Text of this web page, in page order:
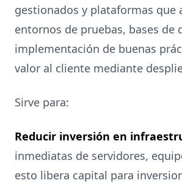
gestionados y plataformas
entornos de pruebas, bases de
implementación de buenas
valor al cliente mediante
Sirve para:
Reducir inversión en
inmediatas de servidores,
esto libera capital para